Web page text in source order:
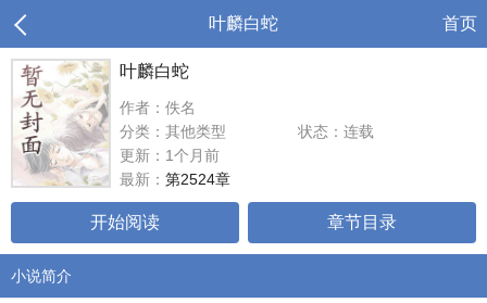
叶麟白蛇 首页
叶麟白蛇
作者：佚名
分类：其他类型
状态：连载
更新：1个月前
最新： 第2524章
开始阅读 章节目录
小说简介